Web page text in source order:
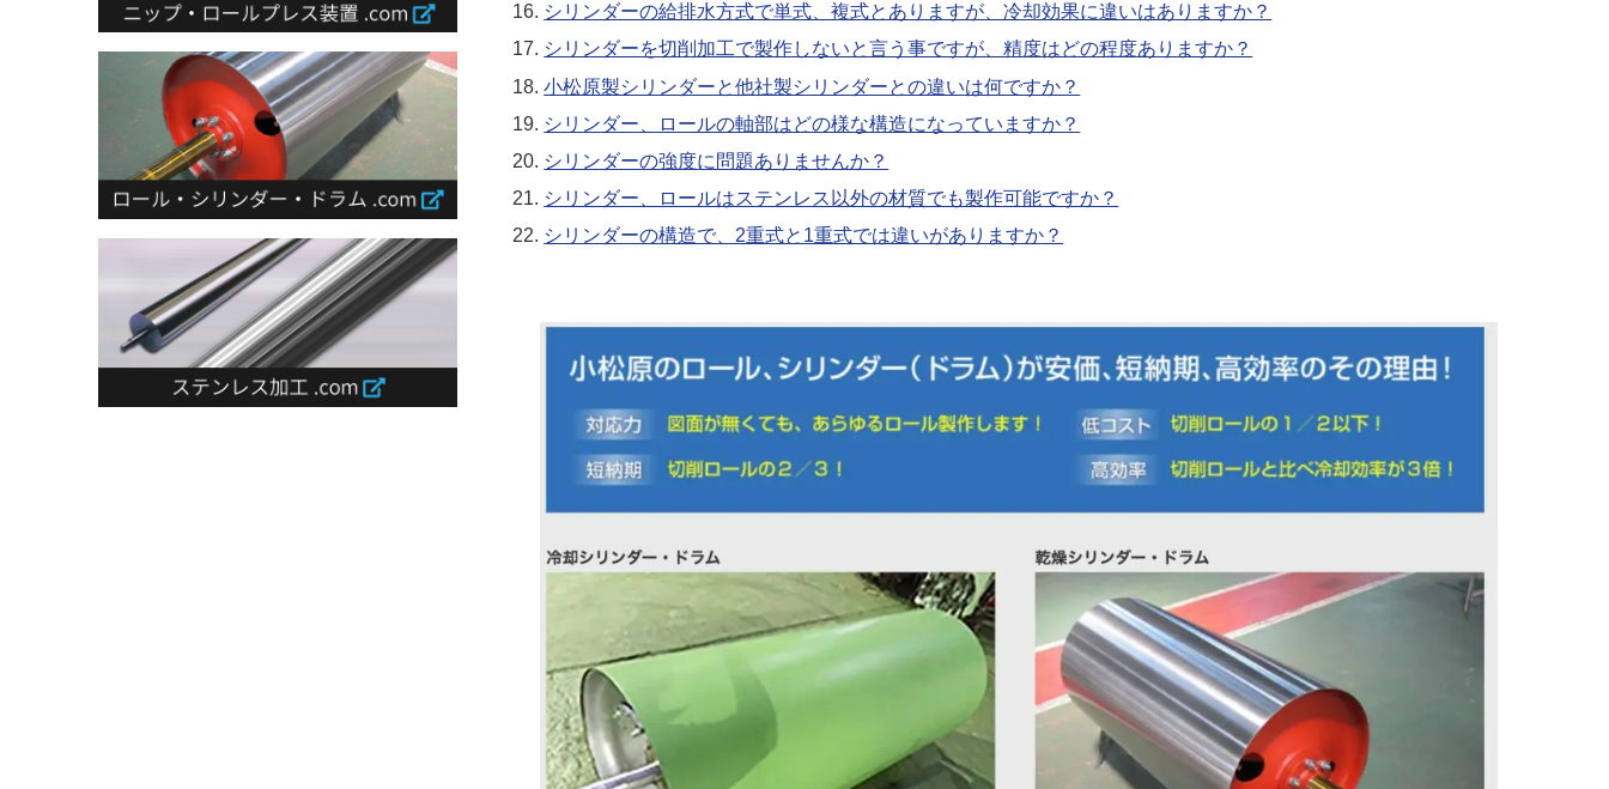
シリンダーの給排水方式で単式、複式とありますが、冷却効果に違いはありますか？
シリンダーを切削加工で製作しないと言う事ですが、精度はどの程度ありますか？
小松原製シリンダーと他社製シリンダーとの違いは何ですか？
シリンダー、ロールの軸部はどの様な構造になっていますか？
シリンダーの強度に問題ありませんか？
シリンダー、ロールはステンレス以外の材質でも製作可能ですか？
シリンダーの構造で、2重式と1重式では違いがありますか？